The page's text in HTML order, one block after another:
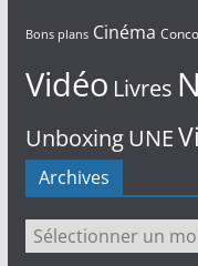
Bons plans Cinéma
Vidéo Livres
UnboxingUNE
Archives
Archives